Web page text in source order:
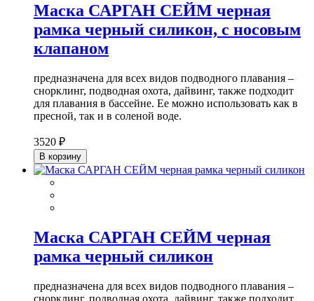
Маска САРГАН СЕЙМ черная
рамка черный силикон, с носовым
клапаном
предназначена для всех видов подводного плавания –
снорклинг, подводная охота, дайвинг, также подходит
для плавания в бассейне. Ее можно использовать как в
пресной, так и в соленой воде.
3520 ₽
В корзину
Маска САРГАН СЕЙМ черная
рамка черный силикон
предназначена для всех видов подводного плавания –
снорклинг, подводная охота, дайвинг, также подходит